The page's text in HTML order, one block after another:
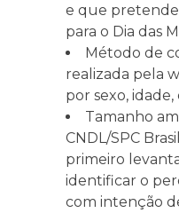
e que
para o Dia das
Método de
realizada pela
por sexo,
Tamanho
CNDL/SPC
primeiro
identificar o
com intenção